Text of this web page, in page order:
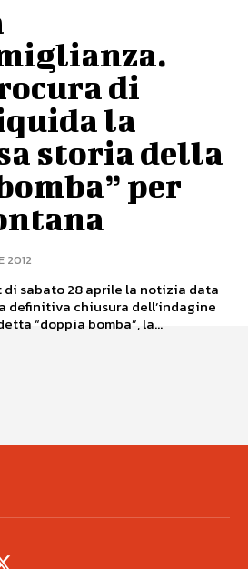
di
la
storia della
per
2012
di sabato 28 aprile la notizia data
definitiva chiusura dell’indagine
“doppia bomba”, la...